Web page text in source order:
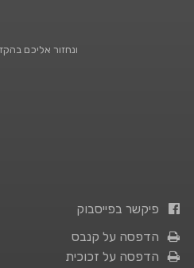
ונחזור אליכם
פיקשר בפייסבוק
הדפסה על קנבס
הדפסה על זכוכית